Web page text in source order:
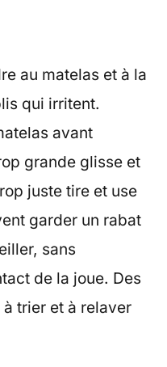
au matelas et à la
qui irritent.
avant
grande glisse et
juste tire et use
garder un rabat
sans
de la joue. Des
trier et à relaver